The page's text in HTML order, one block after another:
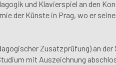
und Klavierspiel an den
der Künste in Prag, wo er
Zusatzprüfung) an
mit Auszeichnung